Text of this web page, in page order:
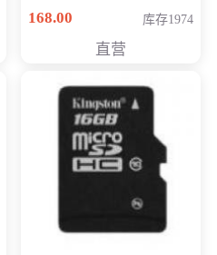
168.00
库存1974
直营